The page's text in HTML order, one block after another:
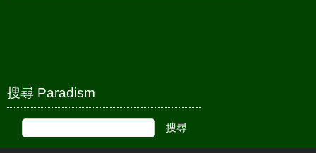
搜尋 Paradism